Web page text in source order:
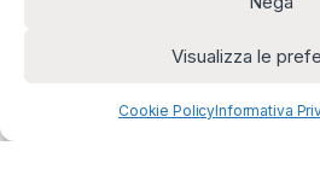
Visualizza le
Cookie PolicyInformativa
(0039) 091
5607514
Diritto di